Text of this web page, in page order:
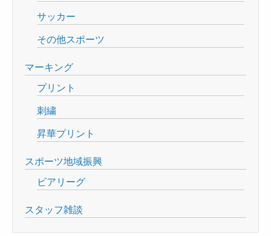
サッカー
その他スポーツ
マーキング
プリント
刺繍
昇華プリント
スポーツ地域振興
ビアリーグ
スタッフ雑談